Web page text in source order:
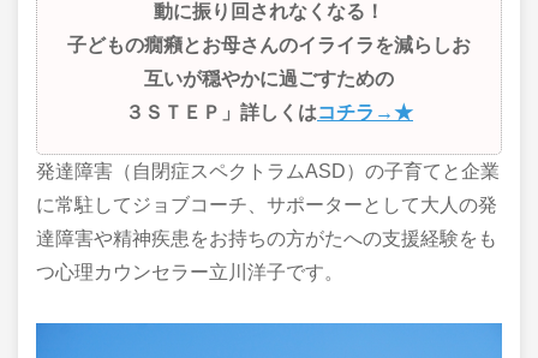
動に振り回されなくなる！
子どもの癇癪とお母さんのイライラを減らしお
互いが穏やかに過ごすための
３ＳＴＥＰ」詳しくはコチラ→★
発達障害（自閉症スペクトラムASD）の子育てと企業
に常駐してジョブコーチ、サポーターとして大人の発
達障害や精神疾患をお持ちの方がたへの支援経験をも
つ心理カウンセラー立川洋子です。